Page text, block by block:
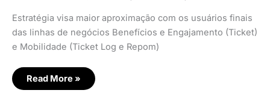
Estratégia visa maior aproximação com os usuários finais
das linhas de negócios Benefícios e Engajamento (Ticket)
e Mobilidade (Ticket Log e Repom)
Read More »